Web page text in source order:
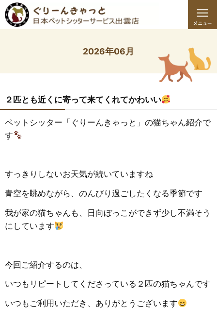
2026年06月
２匹とも近くに寄って来てくれてかわいい
ペットシッター「ぐりーんきゃっと」の猫ちゃん紹介で
す
すっきりしないお天気が続いていますね
青空を眺めながら、のんびり過ごしたくなる季節です
我が家の猫ちゃんも、日向ぼっこができず少し不満そう
にしています
今回ご紹介するのは、
いつもリピートしてくださっている２匹の猫ちゃんです
いつもご利用いただき、ありがとうございます